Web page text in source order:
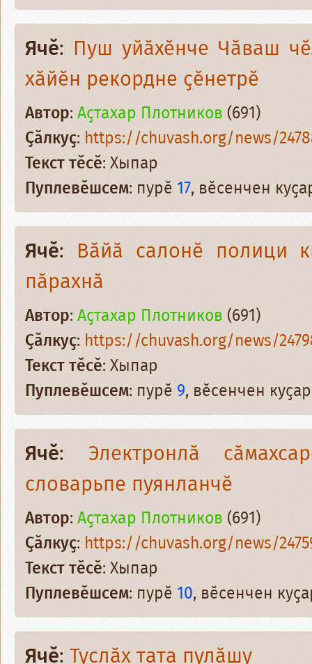
Ячӗ: Пуш уйӑхӗнче Чӑваш
хӑйӗн рекордне ҫӗнетрӗ
Автор:Аҫтахар Плотников (691)
Ҫӑлкуҫ: https://chuvash.org/news/
Текст тӗсӗ: Хыпар
Пуплевӗшсем: пурӗ 17, вӗсенчен
Ячӗ: Вӑйӑ салонӗ полици
пӑрахнӑ
Автор:Аҫтахар Плотников (691)
Ҫӑлкуҫ: https://chuvash.org/news/
Текст тӗсӗ: Хыпар
Пуплевӗшсем: пурӗ 9, вӗсенчен
Ячӗ: Электронлӑ
словарьпе пуянланчӗ
Автор:Аҫтахар Плотников (691)
Ҫӑлкуҫ: https://chuvash.org/news/
Текст тӗсӗ: Хыпар
Пуплевӗшсем: пурӗ 10, вӗсенчен
Ячӗ: Туслӑх тата пулӑшу